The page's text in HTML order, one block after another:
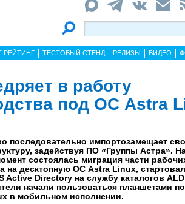
РЕЙТИНГ ТЕСТОВЫЙ СТЕНД РЕЛИЗЫ ВИДЕО
в работу
под ОС Astra
последовательно импортозамещает
задействуя ПО «Группы Астра».
состоялась миграция части
на десктопную ОС Astra Linux,
Active Directory на службу каталогов
начали пользоваться планшетами
в мобильном исполнении.